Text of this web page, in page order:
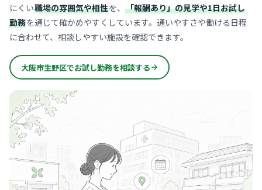
にくい職場の雰囲気や相性を、 「報酬あり」の見学や1日お試し
勤務を通じて確かめやすくしています。通いやすさや働ける日程
に合わせて、相談しやすい施設を確認できます。
大阪市生野区でお試し勤務を相談する